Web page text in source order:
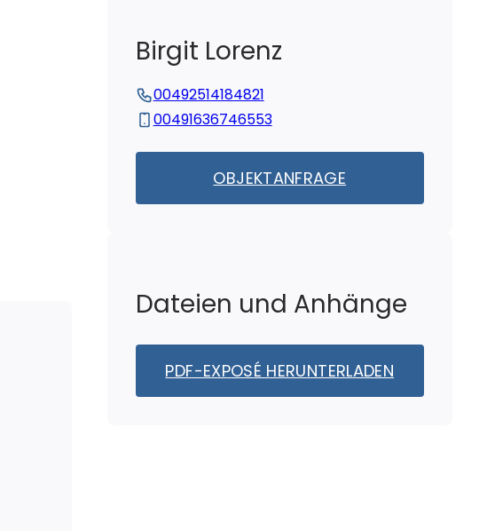
Birgit Lorenz
00492514184821
00491636746553
OBJEKTANFRAGE
Dateien und Anhänge
PDF-EXPOSÉ HERUNTERLADEN